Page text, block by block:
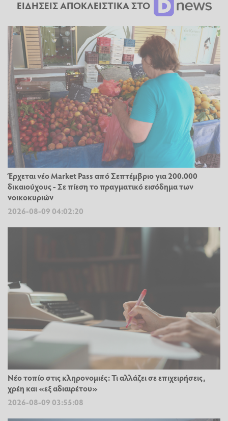
ΕΙΔΗΣΕΙΣ ΑΠΟΚΛΕΙΣΤΙΚΑ ΣΤΟ
Έρχεται νέο Market Pass από Σεπτέμβριο για 200.000
δικαιούχους - Σε πίεση το πραγματικό εισόδημα των
νοικοκυριών
2026-08-09 04:02:20
Νέο τοπίο στις κληρονομιές: Τι αλλάζει σε επιχειρήσεις,
χρέη και «εξ αδιαιρέτου»
2026-08-09 03:55:08